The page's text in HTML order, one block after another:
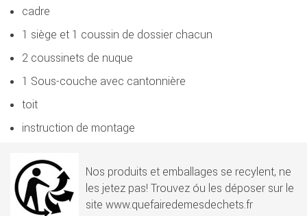
cadre
1 siège et 1 coussin de dossier chacun
2 coussinets de nuque
1 Sous-couche avec cantonnière
toit
instruction de montage
Nos produits et emballages se recylent, ne
les jetez pas! Trouvez óu les déposer sur le
site www.quefairedemesdechets.fr